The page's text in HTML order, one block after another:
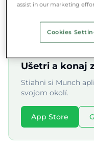
Ušetri a konaj
Stiahni si Munch
svojom okolí.
App Store
assist in our marketing
Cookies